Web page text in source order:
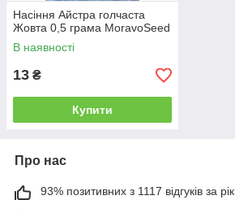
Насіння Айстра голчаста
Жовта 0,5 грама MoravoSeed
В наявності
13 ₴
Купити
Про нас
93% позитивних з 1117 відгуків за рік